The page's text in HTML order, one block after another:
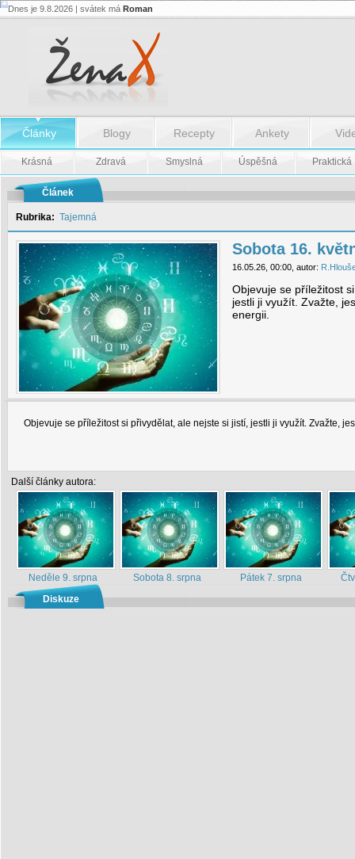
Sobota
Dnes je 9.8.2026 | svátek má Roman
Články Blogy Recepty Ankety
Krásná Zdravá Smyslná Úspěšná Praktická
Článek
Rubrika: Tajemná
Sobota 16.
16.05.26, 00:00, autor:
Objevuje se příležitost
jestli ji využít. Zvažte,
energii.
Objevuje se příležitost si přivydělat, ale nejste si jistí, jestli ji využít. Zvažte,
Další články autora:
Neděle 9. srpna Sobota 8. srpna Pátek 7. srpna
Diskuze